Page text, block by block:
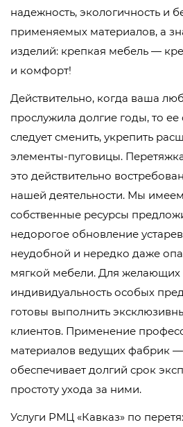
надежность, экологичность и
применяемых материалов, а
изделий: крепкая мебель —
и комфорт!
Действительно, когда ваша
прослужила долгие годы, то
следует сменить, укрепить
элементы-пуговицы.
это действительно
нашей деятельности. Мы
собственные ресурсы
недорогое обновление
неудобной и нередко даже
мягкой мебели. Для желающих
индивидуальность особых
готовы выполнить
клиентов. Применение
материалов ведущих фабрик
обеспечивает долгий срок
простоту ухода за ними.
Услуги РМЦ «Кавказ» по